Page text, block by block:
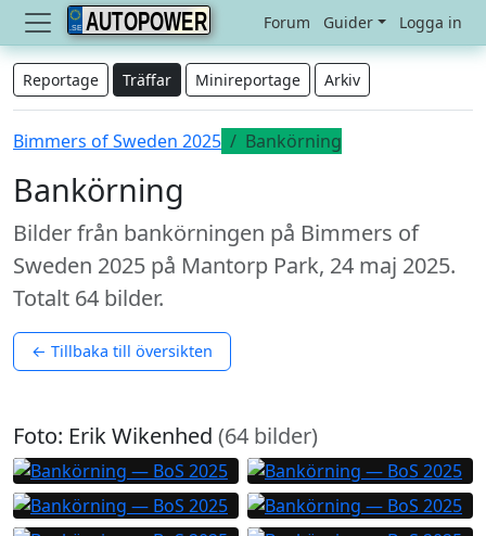
AUTOPOWER Forum Guider Logga in
Reportage Träffar Minireportage Arkiv
Bimmers of Sweden 2025 Bankörning
Bankörning
Bilder från bankörningen på Bimmers of
Sweden 2025 på Mantorp Park, 24 maj 2025.
Totalt 64 bilder.
← Tillbaka till översikten
Foto: Erik Wikenhed (64 bilder)